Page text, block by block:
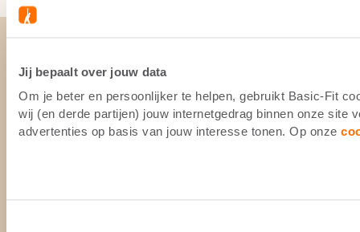
Jij bepaalt over jouw data
Om je beter en persoonlijker te helpen, gebruikt Basic-Fit
wij (en derde partijen) jouw internetgedrag binnen onze site
advertenties op basis van jouw interesse tonen. Op onze